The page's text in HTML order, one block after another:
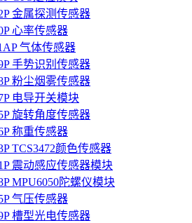
金属探测传感器
心率传感器
气体传感器
手势识别传感器
粉尘烟雾传感器
电导开关模块
旋转角度传感器
称重传感器
TCS3472颜色传感器
震动感应传感器模块
MPU6050陀螺仪模块
气压传感器
槽型光电传感器